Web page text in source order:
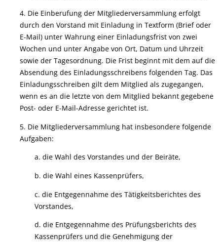
4. Die Einberufung der Mitgliederversammlung erfolgt
durch den Vorstand mit Einladung in Textform (Brief oder
E-Mail) unter Wahrung einer Einladungsfrist von zwei
Wochen und unter Angabe von Ort, Datum und Uhrzeit
sowie der Tagesordnung. Die Frist beginnt mit dem auf die
Absendung des Einladungsschreibens folgenden Tag. Das
Einladungsschreiben gilt dem Mitglied als zugegangen,
wenn es an die letzte von dem Mitglied bekannt gegebene
Post- oder E-Mail-Adresse gerichtet ist.
5. Die Mitgliederversammlung hat insbesondere folgende
Aufgaben:
a. die Wahl des Vorstandes und der Beiräte,
b. die Wahl eines Kassenprüfers,
c. die Entgegennahme des Tätigkeitsberichtes des
Vorstandes,
d. die Entgegennahme des Prüfungsberichts des
Kassenprüfers und die Genehmigung der